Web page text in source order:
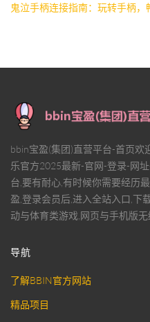
鬼泣手柄连接指南：玩转手柄，
bbin宝盈(集团)直营平台-首页欢
乐官方2025最新-官网-登录-网
台,要有耐心,有时候你需要经历
盈,登录会员后,进入全站入口,下
动与体育类游戏,网页与手机版无
导航
了解BBIN官方网站
精品项目